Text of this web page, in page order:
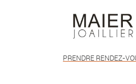
PRENDRE RENDEZ-